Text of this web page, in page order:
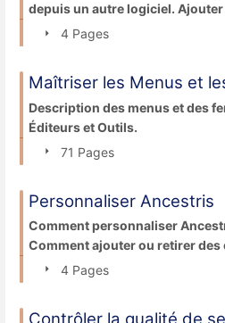
depuis un autre logiciel.
4 Pages
Maîtriser les Menus et
Description des menus et des
Éditeurs et Outils.
71 Pages
Personnaliser Ancestris
Comment personnaliser
Comment ajouter ou retirer des
4 Pages
Contrôler la qualité de